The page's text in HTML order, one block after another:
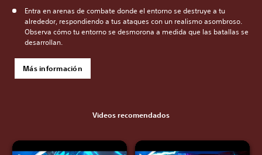
Entra en arenas de combate donde el entorno se destruye a tu
alrededor, respondiendo a tus ataques con un realismo asombroso.
Observa cómo tu entorno se desmorona a medida que las batallas se
desarrollan.
Más información
Videos recomendados